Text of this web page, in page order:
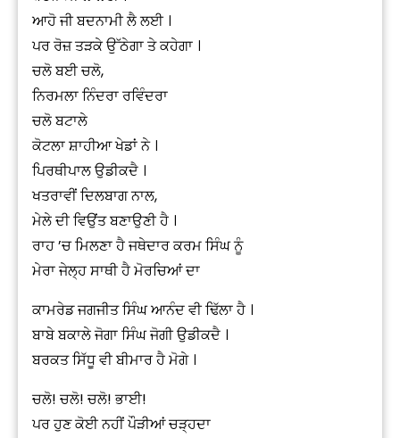
ਆਹੋ ਜੀ ਬਦਨਾਮੀ ਲੈ ਲਈ ।
ਪਰ ਰੋਜ਼ ਤੜਕੇ ਉੱਠੇਗਾ ਤੇ ਕਹੇਗਾ ।
ਚਲੋ ਬਈ ਚਲੋ,
ਨਿਰਮਲਾ ਨਿੰਦਰਾ ਰਵਿੰਦਰਾ
ਚਲੋ ਬਟਾਲੇ
ਕੋਟਲਾ ਸ਼ਾਹੀਆ ਖੇਡਾਂ ਨੇ ।
ਪਿਰਥੀਪਾਲ ਉਡੀਕਦੈ ।
ਖਤਰਾਵੀਂ ਦਿਲਬਾਗ ਨਾਲ,
ਮੇਲੇ ਦੀ ਵਿਉਂਤ ਬਣਾਉਣੀ ਹੈ ।
ਰਾਹ ’ਚ ਮਿਲਣਾ ਹੈ ਜਥੇਦਾਰ ਕਰਮ ਸਿੰਘ ਨੂੰ
ਮੇਰਾ ਜੇਲ੍ਹ ਸਾਥੀ ਹੈ ਮੋਰਚਿਆਂ ਦਾ
ਕਾਮਰੇਡ ਜਗਜੀਤ ਸਿੰਘ ਆਨੰਦ ਵੀ ਢਿੱਲਾ ਹੈ ।
ਬਾਬੇ ਬਕਾਲੇ ਜੋਗਾ ਸਿੰਘ ਜੋਗੀ ਉਡੀਕਦੈ ।
ਬਰਕਤ ਸਿੱਧੂ ਵੀ ਬੀਮਾਰ ਹੈ ਮੋਗੇ ।
ਚਲੋ! ਚਲੋ! ਚਲੋ! ਭਾਈ!
ਪਰ ਹੁਣ ਕੋਈ ਨਹੀਂ ਪੌੜੀਆਂ ਚੜ੍ਹਦਾ